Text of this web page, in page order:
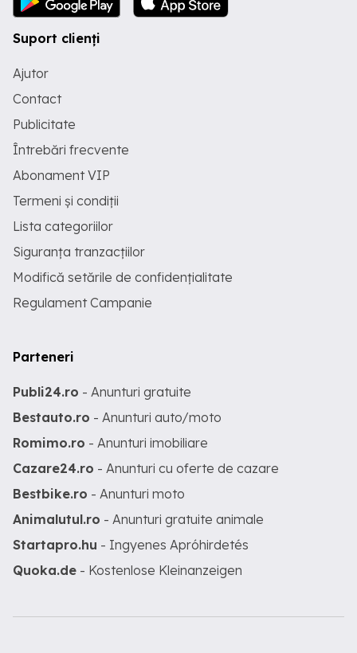
Suport clienți
Ajutor
Contact
Publicitate
Întrebări frecvente
Abonament VIP
Termeni și condiții
Lista categoriilor
Siguranța tranzacțiilor
Modifică setările de confidențialitate
Regulament Campanie
Parteneri
Publi24.ro - Anunturi gratuite
Bestauto.ro - Anunturi auto/moto
Romimo.ro - Anunturi imobiliare
Cazare24.ro - Anunturi cu oferte de cazare
Bestbike.ro - Anunturi moto
Animalutul.ro - Anunturi gratuite animale
Startapro.hu - Ingyenes Apróhirdetés
Quoka.de - Kostenlose Kleinanzeigen